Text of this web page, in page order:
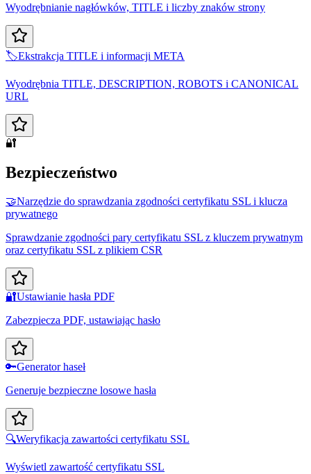
Wyodrębnianie nagłówków, TITLE i liczby znaków strony
🏷️Ekstrakcja TITLE i informacji META
Wyodrębnia TITLE, DESCRIPTION, ROBOTS i CANONICAL
URL
🔐
Bezpieczeństwo
🤝Narzędzie do sprawdzania zgodności certyfikatu SSL i klucza
prywatnego
Sprawdzanie zgodności pary certyfikatu SSL z kluczem prywatnym
oraz certyfikatu SSL z plikiem CSR
🔐Ustawianie hasła PDF
Zabezpiecza PDF, ustawiając hasło
🔑Generator haseł
Generuje bezpieczne losowe hasła
🔍Weryfikacja zawartości certyfikatu SSL
Wyświetl zawartość certyfikatu SSL